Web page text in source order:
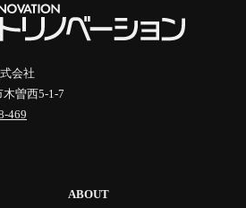
会社
曽西5-1-7
469
ABOUT